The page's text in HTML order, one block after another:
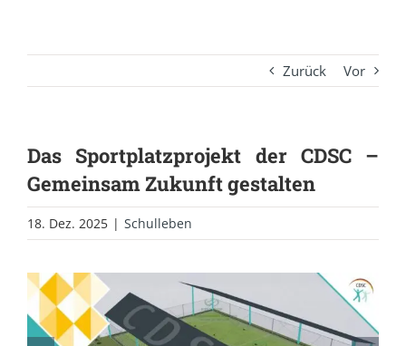
Zurück Vor
Das Sportplatzprojekt der CDSC –
Gemeinsam Zukunft gestalten
18. Dez. 2025 | Schulleben